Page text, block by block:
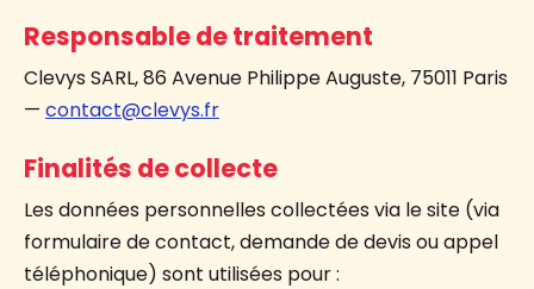
Responsable de traitement
Clevys SARL, 86 Avenue Philippe Auguste, 75011 Paris
— contact@clevys.fr
Finalités de collecte
Les données personnelles collectées via le site (via
formulaire de contact, demande de devis ou appel
téléphonique) sont utilisées pour :